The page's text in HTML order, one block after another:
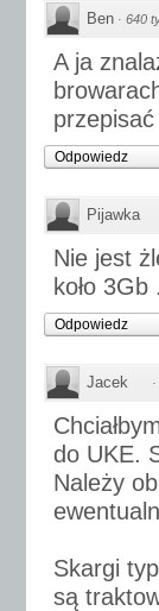
Ben · 640
A ja
Odpowiedz
Pijawka
Nie jest
koło 3Gb
Odpowiedz
Jacek ·
do UKE.
Należy
Skargi
są